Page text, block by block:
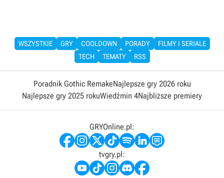
WSZYSTKIE GRY COOLDOWN PORADY
FILMY I SERIALE
TECH
TEMATY RSS
Poradnik Gothic RemakeNajlepsze gry 2026 roku
Najlepsze gry 2025 rokuWiedźmin 4Najbliższe premiery
GRYOnline.pl:
tvgry.pl: